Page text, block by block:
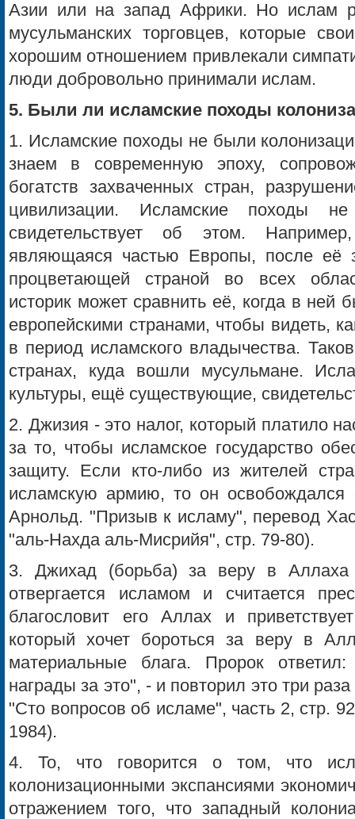
Азии или на запад Африки. Но ислам
мусульманских торговцев, которые
хорошим отношением привлекали
люди добровольно принимали ислам.
5. Были ли исламские походы
1. Исламские походы не были
знаем в современную эпоху,
богатств захваченных стран,
цивилизации. Исламские походы
свидетельствует об этом.
являющаяся частью Европы, после её
процветающей страной во всех
историк может сравнить её, когда в ней
европейскими странами, чтобы видеть,
в период исламского владычества.
странах, куда вошли мусульмане.
культуры, ещё существующие,
2. Джизия - это налог, который платило
за то, чтобы исламское государство
защиту. Если кто-либо из жителей
исламскую армию, то он
Арнольд. "Призыв к исламу", перевод
"аль-Нахда аль-Мисрийя", стр. 79-80).
3. Джихад (борьба) за веру в
отвергается исламом и считается
благословит его Аллах и
который хочет бороться за веру в
материальные блага. Пророк
награды за это", - и повторил это три
"Сто вопросов об исламе", часть 2, стр.
1984).
4. То, что говорится о том, что
колонизационными экспансиями
отражением того, что западный